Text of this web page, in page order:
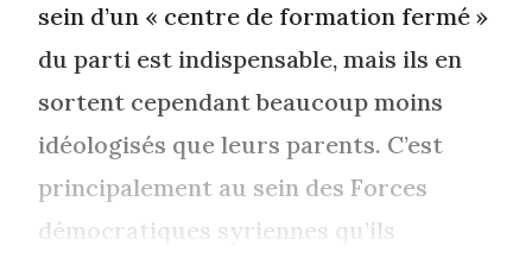
sein d’un « centre de formation fermé »
du parti est indispensable, mais ils en
sortent cependant beaucoup moins
idéologisés que leurs parents. C’est
principalement au sein des Forces
démocratiques syriennes qu’ils